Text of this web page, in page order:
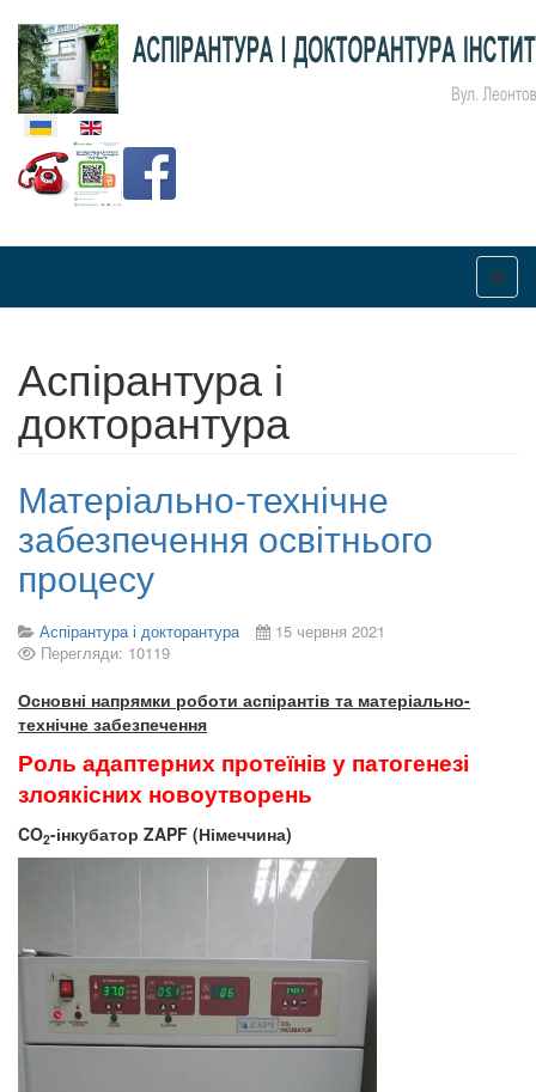
Оберіть свою мову
Аспірантура і
докторантура
Матеріально-технічне
забезпечення освітнього
процесу
Аспірантура і докторантура
15 червня 2021
Перегляди: 10119
Основні напрямки роботи аспірантів та матеріально-
технічне забезпечення
Роль адаптерних протеїнів у патогенезі
злоякісних новоутворень
CO2-інкубатор ZAPF (Німеччина)